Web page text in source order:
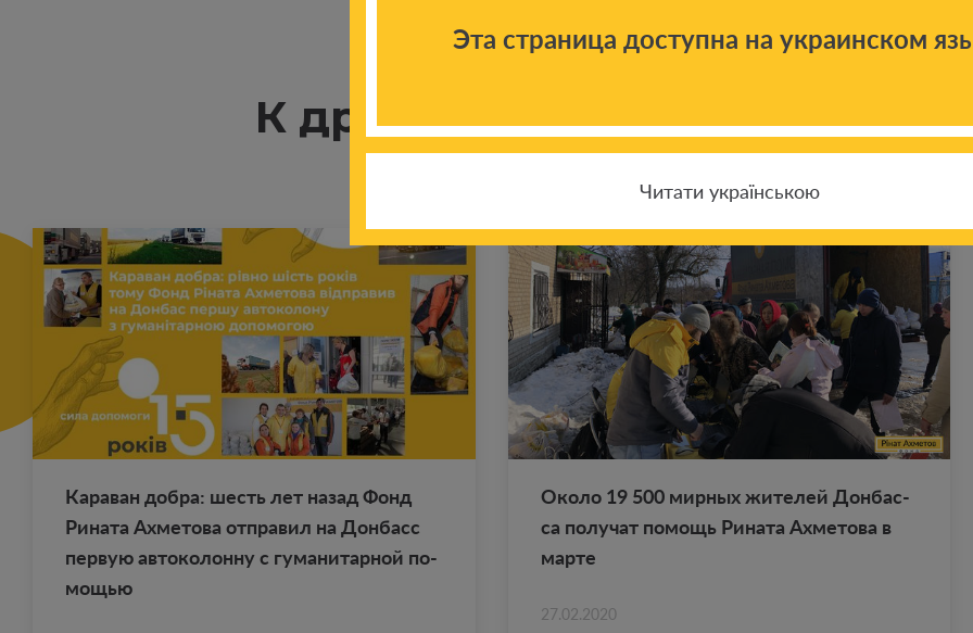
К другим новостям
Ка­ра­ван добра: шесть лет назад Фонд
Ри­на­та Ах­ме­то­ва от­пра­вил на Дон­басс
первую ав­то­ко­лон­ну с гу­ма­ни­тар­ной по­
мо­щью
Около 19 500 мир­ных жи­те­лей Дон­бас­
са по­лу­чат по­мощь Ри­на­та Ах­ме­то­ва в
марте
27.02.2020
Эта страница доступна на украинском
Читати українською